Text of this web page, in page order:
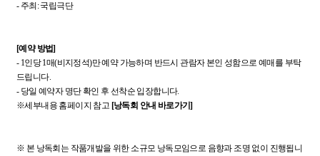
- 주최: 국립극단
[예약 방법]
- 1인당 1매(비지정석)만 예약 가능하며 반드시 관람자 본인 성함으로 예매를 부탁
드립니다.
- 당일 예약자 명단 확인 후 선착순 입장합니다.
※세부내용 홈페이지 참고 [낭독회 안내 바로가기]
※ 본 낭독회는 작품개발을 위한 소규모 낭독모임으로 음향과 조명 없이 진행됩니